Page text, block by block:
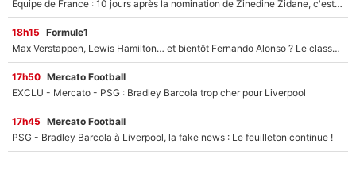
Equipe de France : 10 jours après la nomination de Zinedine Zidane, c'est au tour de son fils de prendre un nouveau départ !
18h15 Formule1
Max Verstappen, Lewis Hamilton… et bientôt Fernando Alonso ? Le classement des pilotes les mieux payés en Formule 1 risque de changer !
17h50 Mercato Football
EXCLU - Mercato - PSG : Bradley Barcola trop cher pour Liverpool
17h45 Mercato Football
PSG - Bradley Barcola à Liverpool, la fake news : Le feuilleton continue !